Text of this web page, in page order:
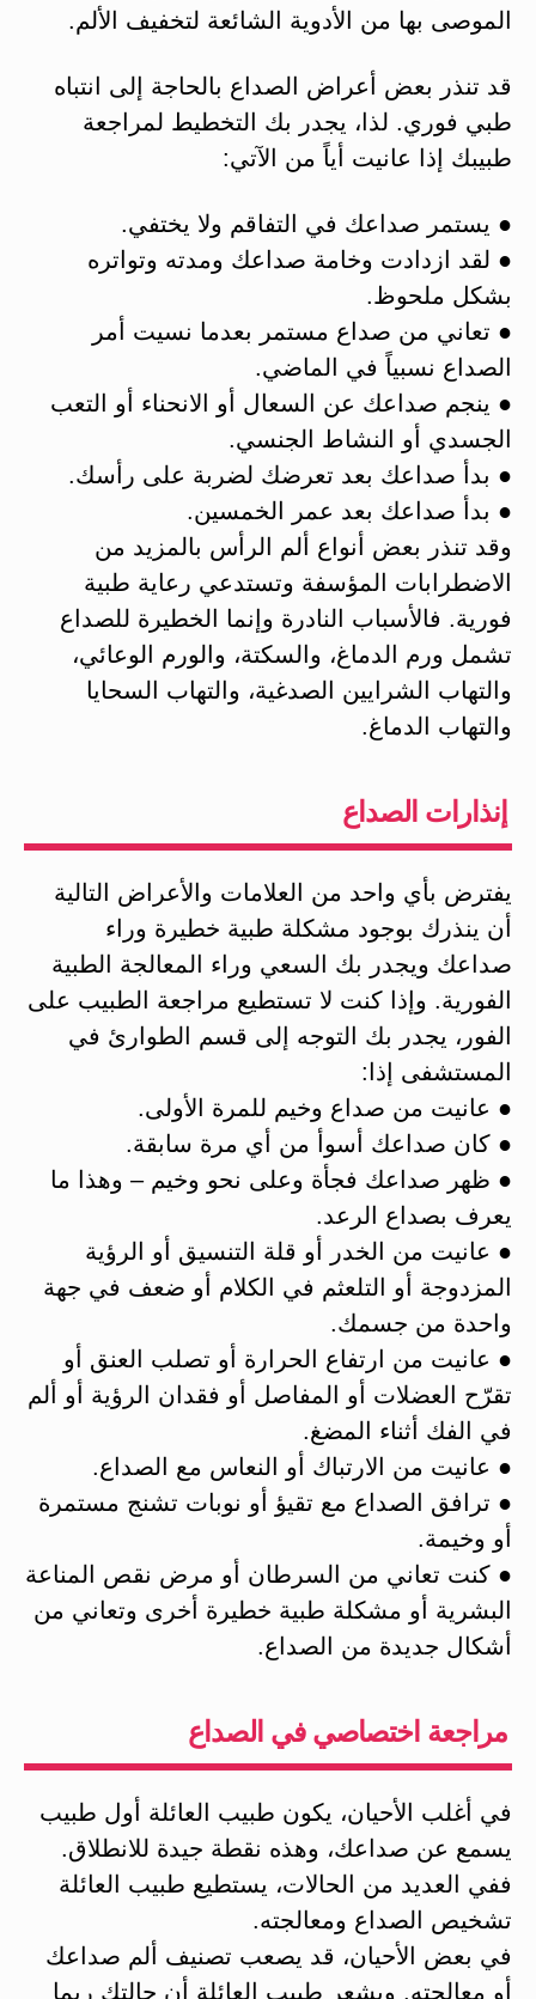
الموصى بها من الأدوية الشائعة لتخفيف الألم.
قد تنذر بعض أعراض الصداع بالحاجة إلى انتباه
طبي فوري. لذا، يجدر بك التخطيط لمراجعة
طبيبك إذا عانيت أياً من الآتي:
● يستمر صداعك في التفاقم ولا يختفي.
● لقد ازدادت وخامة صداعك ومدته وتواتره
بشكل ملحوظ.
● تعاني من صداع مستمر بعدما نسيت أمر
الصداع نسبياً في الماضي.
● ينجم صداعك عن السعال أو الانحناء أو التعب
الجسدي أو النشاط الجنسي.
● بدأ صداعك بعد تعرضك لضربة على رأسك.
● بدأ صداعك بعد عمر الخمسين.
وقد تنذر بعض أنواع ألم الرأس بالمزيد من
الاضطرابات المؤسفة وتستدعي رعاية طبية
فورية. فالأسباب النادرة وإنما الخطيرة للصداع
تشمل ورم الدماغ، والسكتة، والورم الوعائي،
والتهاب الشرايين الصدغية، والتهاب السحايا
والتهاب الدماغ.
إنذارات الصداع
يفترض بأي واحد من العلامات والأعراض التالية
أن ينذرك بوجود مشكلة طبية خطيرة وراء
صداعك ويجدر بك السعي وراء المعالجة الطبية
الفورية. وإذا كنت لا تستطيع مراجعة الطبيب على
الفور، يجدر بك التوجه إلى قسم الطوارئ في
المستشفى إذا:
● عانيت من صداع وخيم للمرة الأولى.
● كان صداعك أسوأ من أي مرة سابقة.
● ظهر صداعك فجأة وعلى نحو وخيم – وهذا ما
يعرف بصداع الرعد.
● عانيت من الخدر أو قلة التنسيق أو الرؤية
المزدوجة أو التلعثم في الكلام أو ضعف في جهة
واحدة من جسمك.
● عانيت من ارتفاع الحرارة أو تصلب العنق أو
تقرّح العضلات أو المفاصل أو فقدان الرؤية أو ألم
في الفك أثناء المضغ.
● عانيت من الارتباك أو النعاس مع الصداع.
● ترافق الصداع مع تقيؤ أو نوبات تشنج مستمرة
أو وخيمة.
● كنت تعاني من السرطان أو مرض نقص المناعة
البشرية أو مشكلة طبية خطيرة أخرى وتعاني من
أشكال جديدة من الصداع.
مراجعة اختصاصي في الصداع
في أغلب الأحيان، يكون طبيب العائلة أول طبيب
يسمع عن صداعك، وهذه نقطة جيدة للانطلاق.
ففي العديد من الحالات، يستطيع طبيب العائلة
تشخيص الصداع ومعالجته.
في بعض الأحيان، قد يصعب تصنيف ألم صداعك
أو معالجته. ويشعر طبيب العائلة أن حالتك ربما